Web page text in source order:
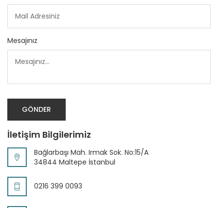
Mesajınız
GÖNDER
İletişim Bilgilerimiz
Bağlarbaşı Mah. Irmak Sok. No:15/A
34844 Maltepe İstanbul
0216 399 0093